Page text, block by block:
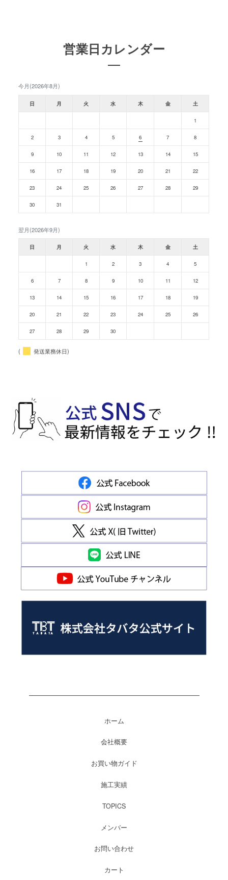
営業日カレンダー
今月(2026年8月)
日 月 火 水 木 金 土
1
2 3 4 5 6 7 8
9 10 11 12 13 14 15
16 17 18 19 20 21 22
23 24 25 26 27 28 29
30 31
翌月(2026年9月)
日 月 火 水 木 金 土
1 2 3 4 5
6 7 8 9 10 11 12
13 14 15 16 17 18 19
20 21 22 23 24 25 26
27 28 29 30
( 発送業務休日)
ホーム
会社概要
お買い物ガイド
施工実績
TOPICS
メンバー
お問い合わせ
カート